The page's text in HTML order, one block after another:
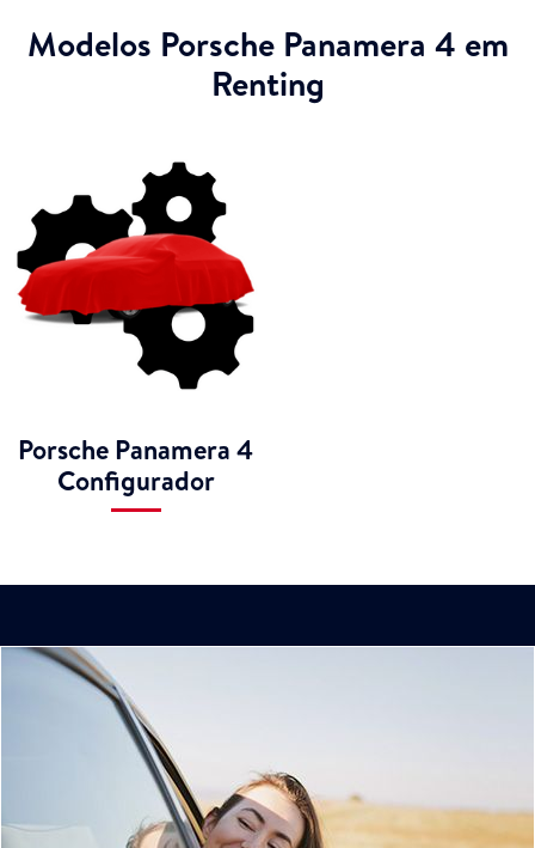
Modelos Porsche Panamera 4 em
Renting
Porsche Panamera 4
Configurador